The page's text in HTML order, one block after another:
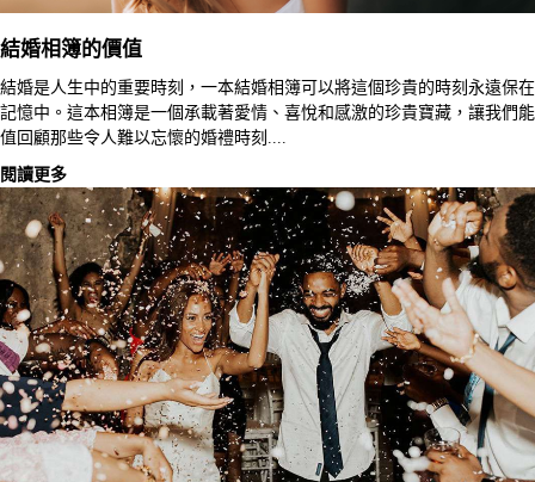
結婚相簿的價值
結婚是人生中的重要時刻，一本結婚相簿可以將這個珍貴的時刻永遠保在
記憶中。這本相簿是一個承載著愛情、喜悅和感激的珍貴寶藏，讓我們能
值回顧那些令人難以忘懷的婚禮時刻....
閱讀更多